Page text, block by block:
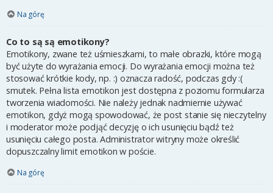
Na górę
Co to są są emotikony?
Emotikony, zwane też uśmieszkami, to małe obrazki, które mogą
być użyte do wyrażania emocji. Do wyrażania emocji można też
stosować krótkie kody, np. :) oznacza radość, podczas gdy :(
smutek. Pełna lista emotikon jest dostępna z poziomu formularza
tworzenia wiadomości. Nie należy jednak nadmiernie używać
emotikon, gdyż mogą spowodować, że post stanie się nieczytelny
i moderator może podjąć decyzję o ich usunięciu bądź też
usunięciu całego posta. Administrator witryny może określić
dopuszczalny limit emotikon w poście.
Na górę